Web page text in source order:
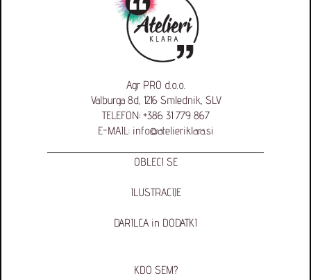
Agr PRO d.o.o.
Valburga 8d, 1216 Smlednik, SLV
TELEFON: +386 31 779 867
E-MAIL: info@atelieriklara.si
OBLECI SE
ILUSTRACIJE
DARILCA in DODATKI
KDO SEM?